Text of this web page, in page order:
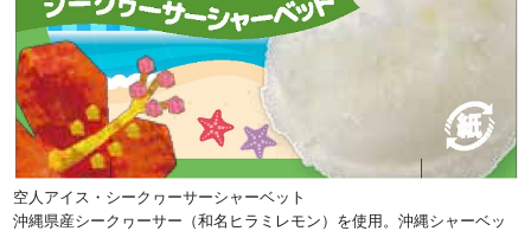
空人アイス・シークヮーサーシャーベット
沖縄県産シークヮーサー（和名ヒラミレモン）を使用。沖縄シャーベッ